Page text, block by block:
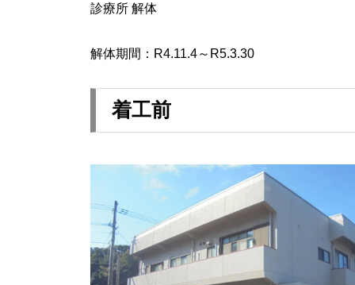
診療所 解体
解体期間：R4.11.4～R5.3.30
着工前